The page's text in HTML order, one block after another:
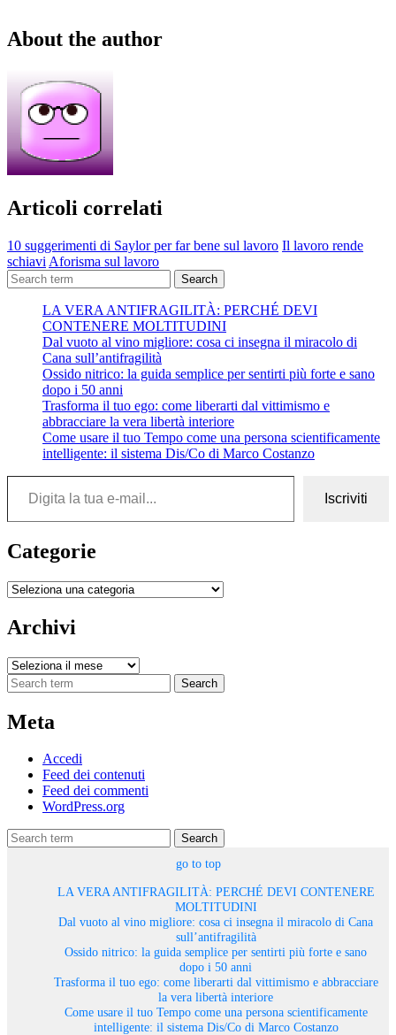
About the author
Articoli correlati
10 suggerimenti di Saylor per far bene sul lavoro Il lavoro rende
schiavi Aforisma sul lavoro
Search
LA VERA ANTIFRAGILITÀ: PERCHÉ DEVI
CONTENERE MOLTITUDINI
Dal vuoto al vino migliore: cosa ci insegna il miracolo di
Cana sull’antifragilità
Ossido nitrico: la guida semplice per sentirti più forte e sano
dopo i 50 anni
Trasforma il tuo ego: come liberarti dal vittimismo e
abbracciare la vera libertà interiore
Come usare il tuo Tempo come una persona scientificamente
intelligente: il sistema Dis/Co di Marco Costanzo
Digita la tua e-mail...
Iscriviti
Categorie
Categorie
Archivi
Archivi
Search
Meta
Accedi
Feed dei contenuti
Feed dei commenti
WordPress.org
Search
go to top
LA VERA ANTIFRAGILITÀ: PERCHÉ DEVI CONTENERE
MOLTITUDINI
Dal vuoto al vino migliore: cosa ci insegna il miracolo di Cana
sull’antifragilità
Ossido nitrico: la guida semplice per sentirti più forte e sano
dopo i 50 anni
Trasforma il tuo ego: come liberarti dal vittimismo e abbracciare
la vera libertà interiore
Come usare il tuo Tempo come una persona scientificamente
intelligente: il sistema Dis/Co di Marco Costanzo